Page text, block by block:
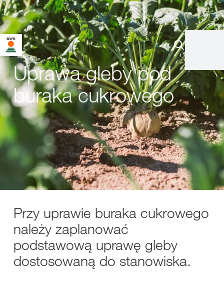
Uprawa gleby pod
buraka cukrowego
Przy uprawie buraka cukrowego
należy zaplanować
podstawową uprawę gleby
dostosowaną do stanowiska.